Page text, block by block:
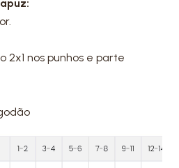
2x1 nos punhos e parte